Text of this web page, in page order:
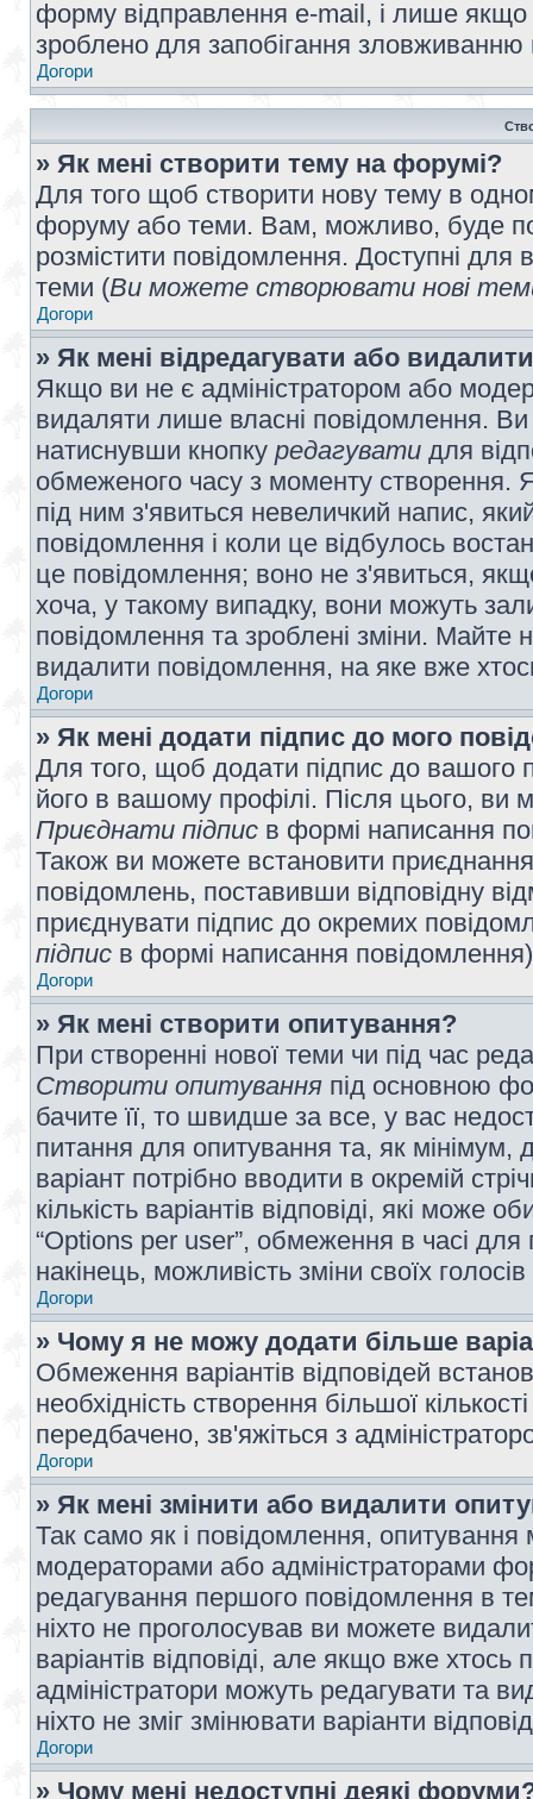
форму відправлення e-mail, і лише
зроблено для запобігання
Догори
» Як мені створити тему на форумі?
Для того щоб створити нову тему в
форуму або теми. Вам, можливо, буде
розмістити повідомлення. Доступні для
теми (Ви можете створювати нові
Догори
» Як мені відредагувати або
Якщо ви не є адміністратором або
видаляти лише власні повідомлення.
натиснувши кнопку редагувати для
обмеженого часу з моменту створення.
під ним з'явиться невеличкий напис,
повідомлення і коли це відбулось
це повідомлення; воно не з'явиться,
хоча, у такому випадку, вони можуть
повідомлення та зроблені зміни. Майте
видалити повідомлення, на яке вже
Догори
» Як мені додати підпис до мого
Для того, щоб додати підпис до вашого
його в вашому профілі. Після цього, ви
Приєднати підпис в формі написання
Також ви можете встановити
повідомлень, поставивши відповідну
приєднувати підпис до окремих
підпис в формі написання
Догори
» Як мені створити опитування?
При створенні нової теми чи під час
Створити опитування під основною
бачите її, то швидше за все, у вас
питання для опитування та, як мінімум,
варіант потрібно вводити в окремій
кількість варіантів відповіді, які може
“Options per user”, обмеження в часі для
накінець, можливість зміни своїх
Догори
» Чому я не можу додати більше
Обмеження варіантів відповідей
необхідність створення більшої
передбачено, зв'яжіться з
Догори
» Як мені змінити або видалити
Так само як і повідомлення,
модераторами або адміністраторами
редагування першого повідомлення в
ніхто не проголосував ви можете
варіантів відповіді, але якщо вже
адміністратори можуть редагувати та
ніхто не зміг змінювати варіанти
Догори
» Чому мені недоступні деякі